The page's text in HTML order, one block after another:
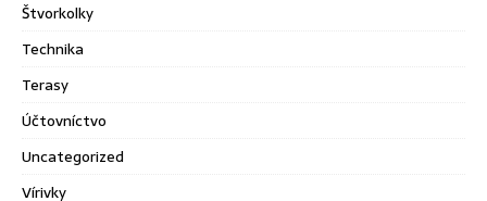
Štvorkolky
Technika
Terasy
Účtovníctvo
Uncategorized
Vírivky